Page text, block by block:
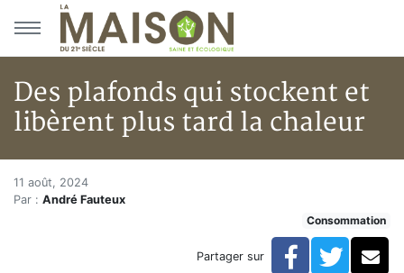
Aller au menu principal
Aller au contenu principal
Des plafonds qui stockent et
libèrent plus tard la chaleur
Accueil
Articles
Des plafonds qui stockent et libèrent plus tard la
Des plafonds qui stockent et
11 août, 2024
Par : André Fauteux
Consommation
Partager sur Facebook